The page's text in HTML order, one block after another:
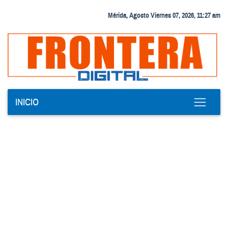
Mérida, Agosto Viernes 07, 2026, 11:27 am
INICIO